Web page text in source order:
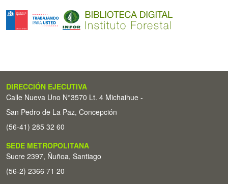
DIRECCIÓN EJECUTIVA
Calle Nueva Uno N°3570 Lt. 4 Michaihue -
San Pedro de La Paz, Concepción
(56-41) 285 32 60
SEDE METROPOLITANA
Sucre 2397, Ñuñoa, Santiago
(56-2) 2366 71 20